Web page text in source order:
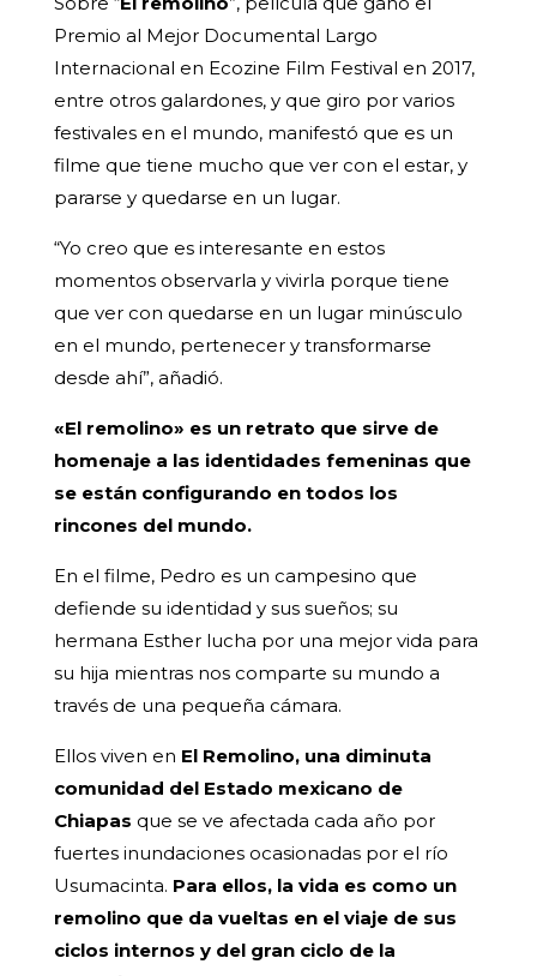
Premio al Mejor Documental Largo
Internacional en Ecozine Film Festival en 2017,
entre otros galardones, y que giro por varios
festivales en el mundo, manifestó que es un
filme que tiene mucho que ver con el estar, y
pararse y quedarse en un lugar.
“Yo creo que es interesante en estos
momentos observarla y vivirla porque tiene
que ver con quedarse en un lugar minúsculo
en el mundo, pertenecer y transformarse
desde ahí”, añadió.
«El remolino» es un retrato que sirve de
homenaje a las identidades femeninas que
se están configurando en todos los
rincones del mundo.
En el filme, Pedro es un campesino que
defiende su identidad y sus sueños; su
hermana Esther lucha por una mejor vida para
su hija mientras nos comparte su mundo a
través de una pequeña cámara.
Ellos viven en El Remolino, una diminuta
comunidad del Estado mexicano de
Chiapas que se ve afectada cada año por
fuertes inundaciones ocasionadas por el río
Usumacinta. Para ellos, la vida es como un
remolino que da vueltas en el viaje de sus
ciclos internos y del gran ciclo de la